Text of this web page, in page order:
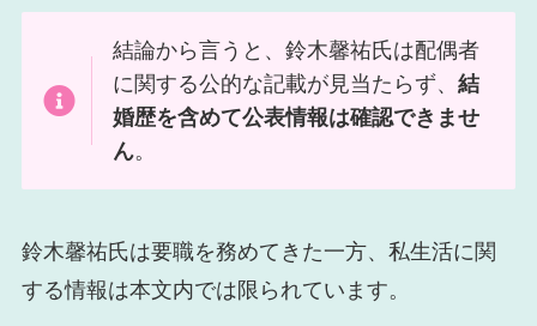
結論から言うと、鈴木馨祐氏は配偶者
に関する公的な記載が見当たらず、結
婚歴を含めて公表情報は確認できませ
ん。
鈴木馨祐氏は要職を務めてきた一方、私生活に関
する情報は本文内では限られています。